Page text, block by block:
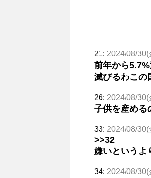
21: 2024/08/30(
前年から
滅びるわこの
26: 2024/08/30(
子供を産める
33: 2024/08/30(
>>32
嫌いというよ
34: 2024/08/30(